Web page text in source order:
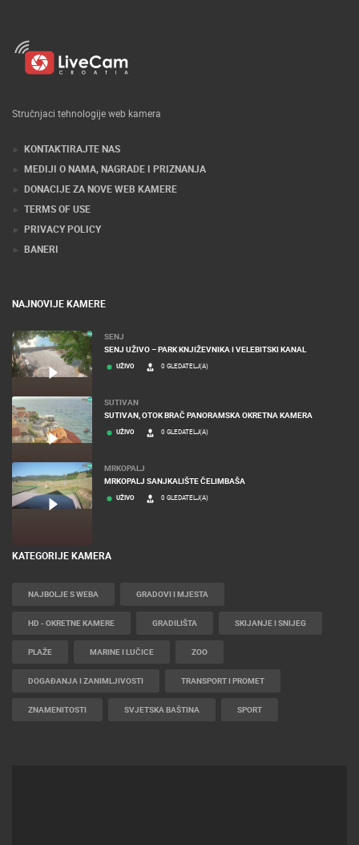
Stručnjaci tehnologije web kamera
KONTAKTIRAJTE NAS
MEDIJI O NAMA, NAGRADE I PRIZNANJA
DONACIJE ZA NOVE WEB KAMERE
TERMS OF USE
PRIVACY POLICY
BANERI
NAJNOVIJE KAMERE
SENJ
SENJ UŽIVO – PARK KNJIŽEVNIKA I VELEBITSKI KANAL
UŽIVO 0 GLEDATELJ(A)
SUTIVAN
SUTIVAN, OTOK BRAČ PANORAMSKA OKRETNA KAMERA
UŽIVO 0 GLEDATELJ(A)
MRKOPALJ
MRKOPALJ SANJKALIŠTE ČELIMBAŠA
UŽIVO 0 GLEDATELJ(A)
KATEGORIJE KAMERA
NAJBOLJE S WEBA GRADOVI I MJESTA
HD - OKRETNE KAMERE GRADILIŠTA SKIJANJE I SNIJEG
PLAŽE MARINE I LUČICE ZOO
DOGAĐANJA I ZANIMLJIVOSTI TRANSPORT I PROMET
ZNAMENITOSTI SVJETSKA BAŠTINA SPORT